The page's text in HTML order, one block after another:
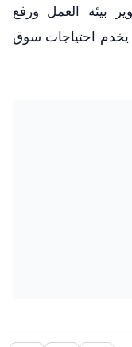
بيئة العمل ورفع
يخدم احتياجات سوق